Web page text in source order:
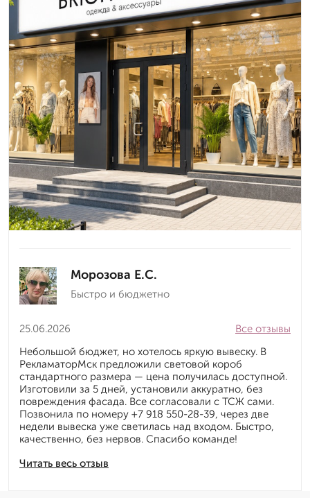
Морозова Е.С.
Быстро и бюджетно
25.06.2026
Читать весь отзыв
Все отзывы
Небольшой бюджет, но хотелось яркую вывеску. В
РекламаторМск предложили световой короб
стандартного размера — цена получилась доступной.
Изготовили за 5 дней, установили аккуратно, без
повреждения фасада. Все согласовали с ТСЖ сами.
Позвонила по номеру +7 918 550-28-39, через две
недели вывеска уже светилась над входом. Быстро,
качественно, без нервов. Спасибо команде!